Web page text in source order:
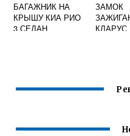
БАГАЖНИК НА
КРЫШУ КИА РИО
3 СЕДАН
ЗАМОК
КЛАРУС